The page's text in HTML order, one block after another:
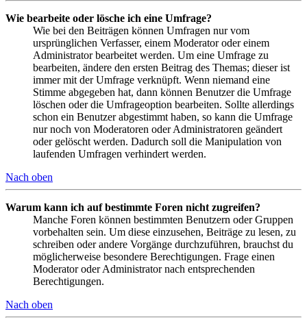
Wie bearbeite oder lösche ich eine Umfrage?
Wie bei den Beiträgen können Umfragen nur vom
ursprünglichen Verfasser, einem Moderator oder einem
Administrator bearbeitet werden. Um eine Umfrage zu
bearbeiten, ändere den ersten Beitrag des Themas; dieser ist
immer mit der Umfrage verknüpft. Wenn niemand eine
Stimme abgegeben hat, dann können Benutzer die Umfrage
löschen oder die Umfrageoption bearbeiten. Sollte allerdings
schon ein Benutzer abgestimmt haben, so kann die Umfrage
nur noch von Moderatoren oder Administratoren geändert
oder gelöscht werden. Dadurch soll die Manipulation von
laufenden Umfragen verhindert werden.
Nach oben
Warum kann ich auf bestimmte Foren nicht zugreifen?
Manche Foren können bestimmten Benutzern oder Gruppen
vorbehalten sein. Um diese einzusehen, Beiträge zu lesen, zu
schreiben oder andere Vorgänge durchzuführen, brauchst du
möglicherweise besondere Berechtigungen. Frage einen
Moderator oder Administrator nach entsprechenden
Berechtigungen.
Nach oben